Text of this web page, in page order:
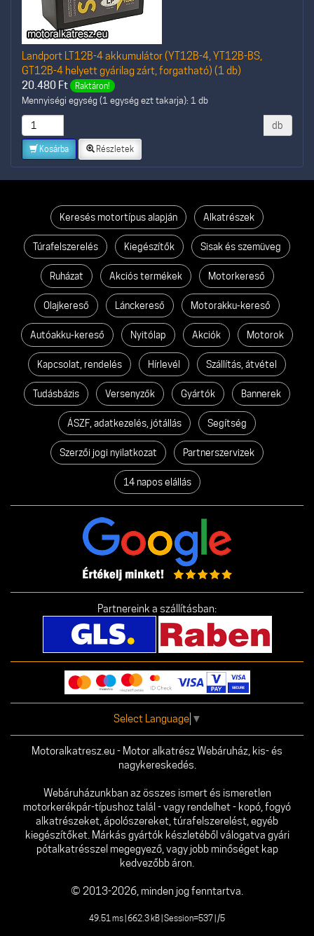
Landport LT12B-4 akkumulátor (YT12B-4, YT12B-BS,
GT12B-4 helyett gyárilag zárt, forgatható) (1 db)
20.480 Ft Raktáron!
Mennyiségi egység (1 egység ezt takarja): 1 db
db
Kosárba Részletek
Keresés motortípus alapján Alkatrészek
Túrafelszerelés Kiegészítők Sisak és szemüveg
Ruházat Akciós termékek Motorkereső
Olajkereső Lánckereső Motorakku-kereső
Autóakku-kereső Nyitólap Akciók Motorok
Kapcsolat, rendelés Hírlevél Szállítás, átvétel
Tudásbázis Versenyzők Gyártók Bannerek
ÁSZF, adatkezelés, jótállás Segítség
Szerzői jogi nyilatkozat Partnerszervizek
14 napos elállás
Partnereink a szállításban:
Select Language ▼
Motoralkatresz.eu - Motor alkatrész Webáruház, kis- és
nagykereskedés.
Webáruházunkban az összes ismert és ismeretlen
motorkerékpár-típushoz talál - vagy rendelhet - kopó, fogyó
alkatrészeket, ápolószereket, túrafelszerelést, egyéb
kiegészítőket. Márkás gyártók készletéből válogatva gyári
pótalkatrésszel megegyező, vagy jobb minőséget kap
kedvezőbb áron.
© 2013-2026, minden jog fenntartva.
49.51 ms | 662.3 kB | Session=537 | /5